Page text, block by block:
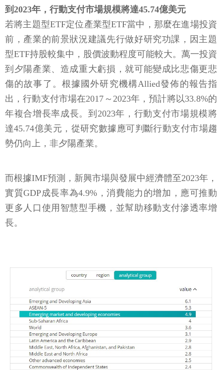
到2023年，行動支付市場規模將達45.74億美元
若將主題型ETF定位產業型ETF當中，那麼在進場投資
前，產業的前景狀況建議先行做好研究功課，因主題
型ETF持股較集中，股價波動程度可能較大。萬一投資
到夕陽產業、造成重大虧損，就可能變成比悲傷更悲
傷的故事了。根據國外研究機構Allied發佈的報告指
出，行動支付市場在2017～2023年，預計將以33.8%的
年複合增長率成長。到2023年，行動支付市場規模將
達45.74億美元，從研究數據應可判斷行動支付市場趨
勢仍向上，非夕陽產業。
而根據IMF預測，新興市場與發展中經濟體至2023年，
實質GDP成長率為4.9%，消費能力的增加，應可推動
更多人口使用智慧型手機，並幫助移動支付滲透率增
長。